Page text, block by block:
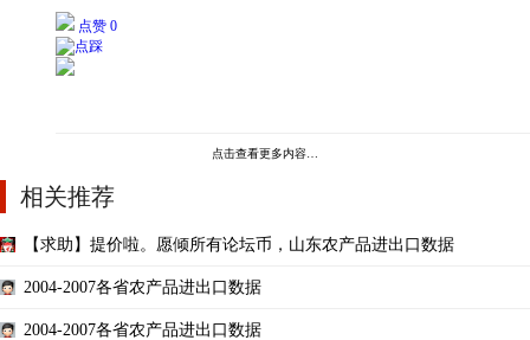
点赞 0
点击查看更多内容…
相关推荐
【求助】提价啦。愿倾所有论坛币，山东农产品进出口数据
2004-2007各省农产品进出口数据
2004-2007各省农产品进出口数据